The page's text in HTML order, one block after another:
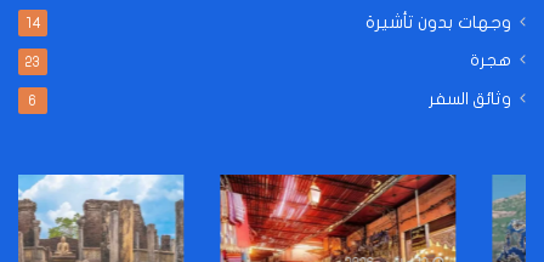
وجهات بدون تأشيرة 14
هجرة 23
وثائق السفر 6
استخراج
فيزا
دليلك
الشامل
للحصول